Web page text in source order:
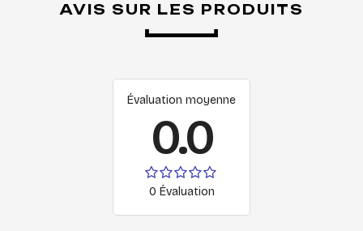
AVIS SUR LES PRODUITS
Évaluation moyenne
0.0
0 Évaluation